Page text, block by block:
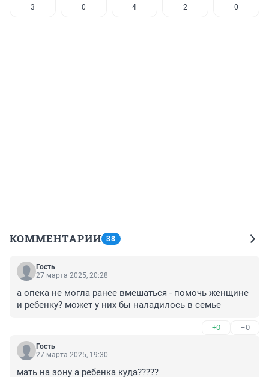
3 0 4 2 0
КОММЕНТАРИИ 38
Гость
27 марта 2025, 20:28
а опека не могла ранее вмешаться - помочь женщине
и ребенку? может у них бы наладилось в семье
+0 –0
Гость
27 марта 2025, 19:30
мать на зону а ребенка куда?????